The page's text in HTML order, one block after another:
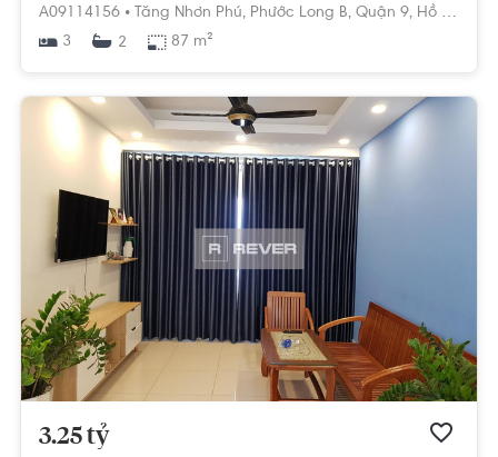
A09114156 • Tăng Nhơn Phú, Phước Long B, Quận 9, Hồ Chí Minh
3
2 87 m²
3.25 tỷ